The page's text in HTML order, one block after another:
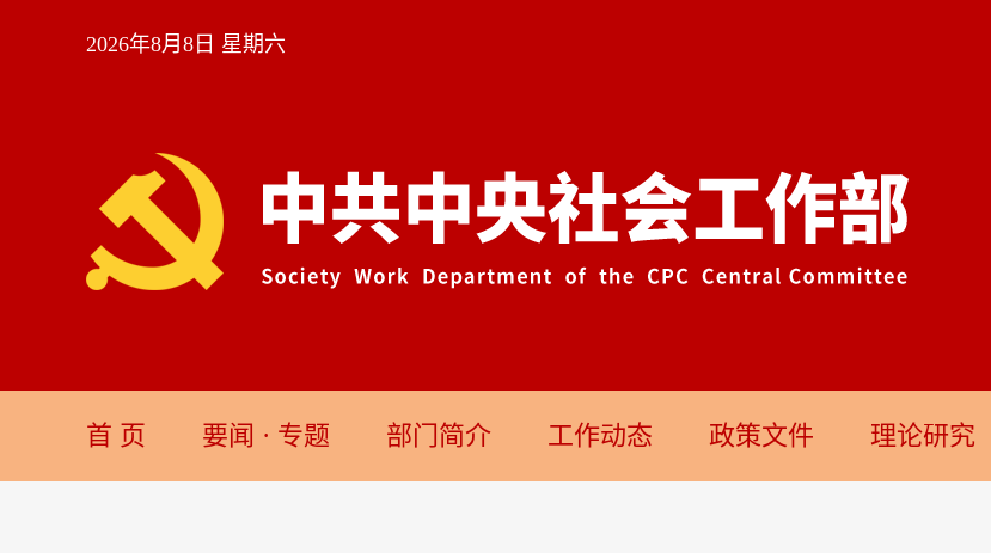
2026年8月8日 星期六
首 页 要闻 · 专题 部门简介 工作动态 政策文件 理论研究